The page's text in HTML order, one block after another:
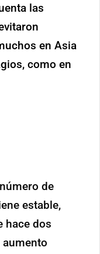
las
en Asia
como en
de
estable,
hace dos
aumento